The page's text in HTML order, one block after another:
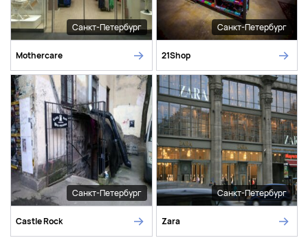
Санкт-Петербург
Mothercare
Санкт-Петербург
21Shop
Санкт-Петербург
Castle Rock
Санкт-Петербург
Zara